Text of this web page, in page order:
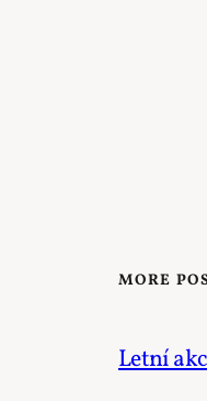
MORE
Letní